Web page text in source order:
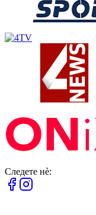
Следете нè: